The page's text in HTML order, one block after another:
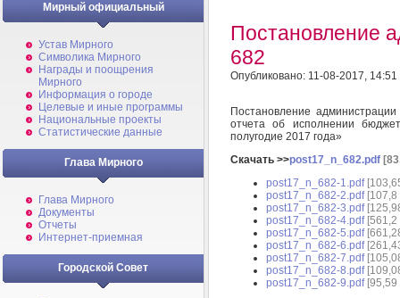
Мирный официальный
Устав Мирного
Символика Мирного
Награды и поощрения
Мирного
Информация о городе
Целевые и иные программы
Национальные проекты
Статистические данные
Глава Мирного
Глава Мирного
Документы
Отчеты
Интернет-приемная
Городской Совет
Постановление
682
Опубликовано: 11-08-2017, 14:51
Постановление
отчета об исполнении
полугодие 2017 года»
Скачать >>post17_n_682.pdf
post17_n_682-1.pdf
post17_n_682-2.pdf[107,8
post17_n_682-3.pdf
post17_n_682-4.pdf[561,2
post17_n_682-5.pdf
post17_n_682-6.pdf
post17_n_682-7.pdf
post17_n_682-8.pdf
post17_n_682-9.pdf[95,59